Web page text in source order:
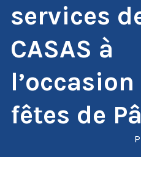
services
CASAS à
l’occasion
fêtes de